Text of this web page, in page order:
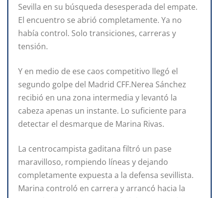
Sevilla en su búsqueda desesperada del empate.
El encuentro se abrió completamente. Ya no
había control. Solo transiciones, carreras y
tensión.
Y en medio de ese caos competitivo llegó el
segundo golpe del Madrid CFF.Nerea Sánchez
recibió en una zona intermedia y levantó la
cabeza apenas un instante. Lo suficiente para
detectar el desmarque de Marina Rivas.
La centrocampista gaditana filtró un pase
maravilloso, rompiendo líneas y dejando
completamente expuesta a la defensa sevillista.
Marina controló en carrera y arrancó hacia la